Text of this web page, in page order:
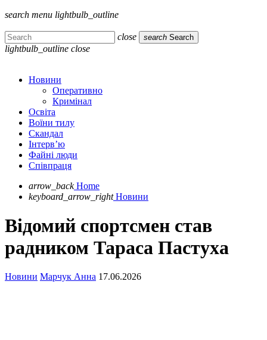
search menu lightbulb_outline
close search Search
lightbulb_outline close
Новини
Оперативно
Кримінал
Освіта
Воїни тилу
Скандал
Інтерв’ю
Файні люди
Співпраця
arrow_back Home
keyboard_arrow_right Новини
Відомий спортсмен став
радником Тараса Пастуха
Новини Марчук Анна 17.06.2026